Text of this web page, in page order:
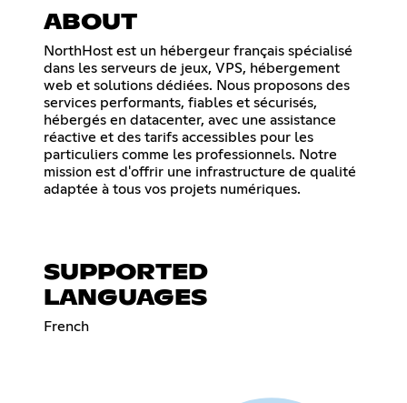
ABOUT
NorthHost est un hébergeur français spécialisé
dans les serveurs de jeux, VPS, hébergement
web et solutions dédiées. Nous proposons des
services performants, fiables et sécurisés,
hébergés en datacenter, avec une assistance
réactive et des tarifs accessibles pour les
particuliers comme les professionnels. Notre
mission est d'offrir une infrastructure de qualité
adaptée à tous vos projets numériques.
SUPPORTED
LANGUAGES
French